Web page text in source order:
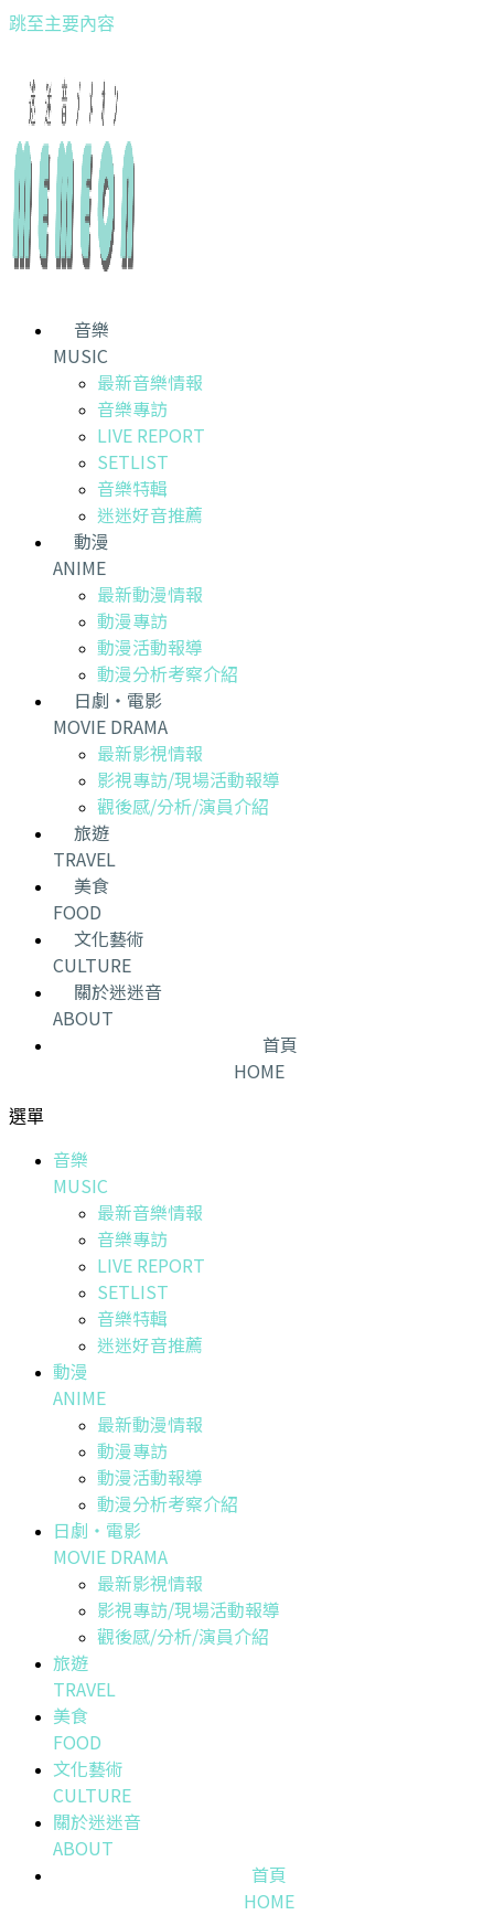
跳至主要內容
音樂
MUSIC
最新音樂情報
音樂專訪
LIVE REPORT
SETLIST
音樂特輯
迷迷好音推薦
動漫
ANIME
最新動漫情報
動漫專訪
動漫活動報導
動漫分析考察介紹
日劇・電影
MOVIE DRAMA
最新影視情報
影視專訪/現場活動報導
觀後感/分析/演員介紹
旅遊
TRAVEL
美食
FOOD
文化藝術
CULTURE
關於迷迷音
ABOUT
首頁
HOME
選單
音樂
MUSIC
最新音樂情報
音樂專訪
LIVE REPORT
SETLIST
音樂特輯
迷迷好音推薦
動漫
ANIME
最新動漫情報
動漫專訪
動漫活動報導
動漫分析考察介紹
日劇・電影
MOVIE DRAMA
最新影視情報
影視專訪/現場活動報導
觀後感/分析/演員介紹
旅遊
TRAVEL
美食
FOOD
文化藝術
CULTURE
關於迷迷音
ABOUT
首頁
HOME